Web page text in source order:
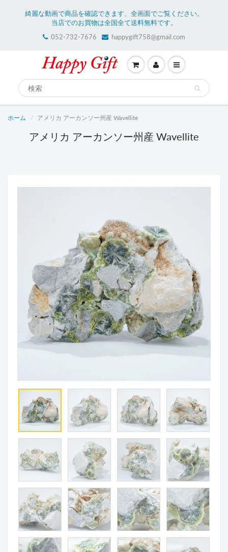
綺麗な動画で商品を確認できます、全画面でご覧ください。
当店でのお買物は全国全て送料無料です。
052-732-7676
happygift758@gmail.com
ホーム アメリカ アーカンソー州産 Wavellite
アメリカ アーカンソー州産 Wavellite